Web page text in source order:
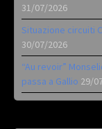
31/07/2026
Situazione circuiti
30/07/2026
“Au revoir”
passa a Gallio 29/